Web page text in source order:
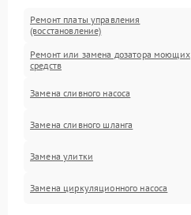
Ремонт платы управления
(восстановление)
Ремонт или замена дозатора моющих
средств
Замена сливного насоса
Замена сливного шланга
Замена улитки
Замена циркуляционного насоса